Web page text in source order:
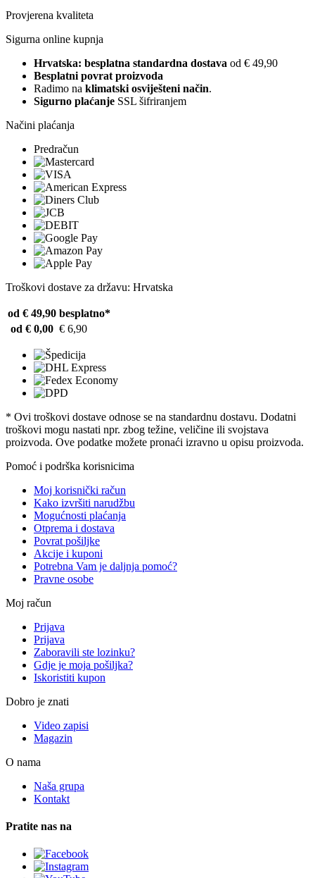
Provjerena kvaliteta
Sigurna online kupnja
Hrvatska: besplatna standardna dostava od € 49,90
Besplatni povrat proizvoda
Radimo na klimatski osviješteni način.
Sigurno plaćanje SSL šifriranjem
Načini plaćanja
Predračun
Troškovi dostave za državu: Hrvatska
od € 49,90 besplatno*
od € 0,00 € 6,90
* Ovi troškovi dostave odnose se na standardnu ​​dostavu. Dodatni
troškovi mogu nastati npr. zbog težine, veličine ili svojstava
proizvoda. Ove podatke možete pronaći izravno u opisu proizvoda.
Pomoć i podrška korisnicima
Moj korisnički račun
Kako izvršiti narudžbu
Mogućnosti plaćanja
Otprema i dostava
Povrat pošiljke
Akcije i kuponi
Potrebna Vam je daljnja pomoć?
Pravne osobe
Moj račun
Prijava
Prijava
Zaboravili ste lozinku?
Gdje je moja pošiljka?
Iskoristiti kupon
Dobro je znati
Video zapisi
Magazin
O nama
Naša grupa
Kontakt
Pratite nas na